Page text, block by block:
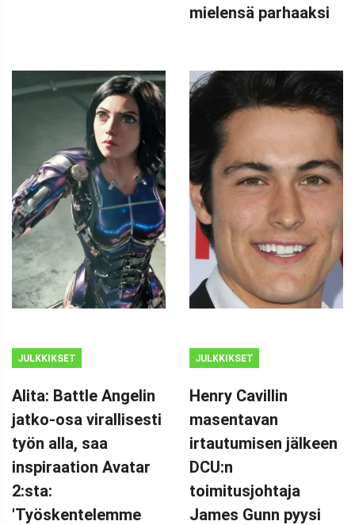
mielensä parhaaksi
JULKKIKSET
Alita: Battle Angelin
jatko-osa virallisesti
työn alla, saa
inspiraation Avatar
2:sta:
'Työskentelemme
JULKKIKSET
Henry Cavillin
masentavan
irtautumisen jälkeen
DCU:n
toimitusjohtaja
James Gunn pyysi